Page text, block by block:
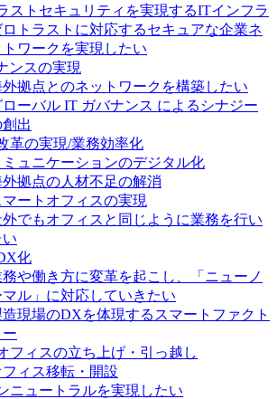
ストセキュリティを実現するITインフラ
ロトラストに対応するセキュアな企業ネ
トワークを実現したい
ンスの実現
外拠点とのネットワークを構築したい
ローバル IT ガバナンス によるシナジー
出
革の実現/業務効率化
ミュニケーションのデジタル化
外拠点の人材不足の解消
マートオフィスの実現
外でもオフィスと同じように業務を行い
い
化
務や働き方に変革を起こし、「ニューノ
マル」に対応していきたい
造現場のDXを体現するスマートファクト
ー
フィスの立ち上げ・引っ越し
フィス移転・開設
ニュートラルを実現したい